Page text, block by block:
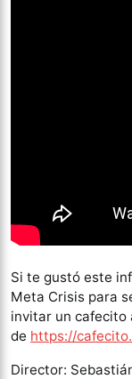
Si te gustó este
Meta Crisis para
invitar un cafecito
de https://
Director: